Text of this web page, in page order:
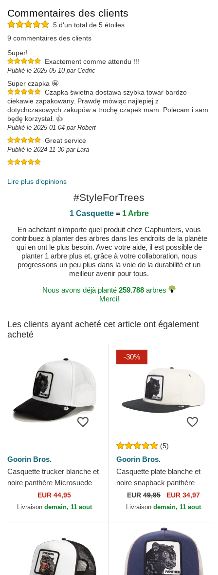
Commentaires des clients
5 d'un total de 5 étoiles
9 commentaires des clients
Super!
Exactement comme attendu !!!
Publié le 2025-05-10 par Cedric
Super czapka 🤩
Czapka świetna dostawa szybka towar bardzo
ciekawie zapakowany. Prawdę mówiąc najlepiej z
dotychczasowych zakupów a trochę czapek mam. Polecam i sam
będę korzystał. 👍
Publié le 2025-01-04 par Robert
Great service
Publié le 2024-11-30 par Lara
Lire plus d'opinions
#StyleForTrees
1 Casquette= 1 Arbre
En achetant n'importe quel produit chez Caphunters, vous
contribuez à planter des arbres dans les endroits de la planète
qui en ont le plus besoin. Avec votre aide, il est possible de
planter 1 arbre plus et, grâce à votre collaboration, nous
progressons un peu plus dans la voie de la durabilité et un
meilleur avenir pour tous.
Nous avons déjà planté 259.788 arbres
Merci!
Les clients ayant acheté cet article ont également
acheté
Goorin Bros.
Casquette trucker blanche et
noire panthère Microsuede
Black Panther The Farm
Goorin Bros.
EUR 44,95
Livraison demain, 11 aout
-30%
(5)
Goorin Bros.
Casquette plate blanche et
noire snapback panthère
Black Panther Stealth
Explorer The Farm Flats...
EUR 49,95 EUR 34,97
Livraison demain, 11 aout